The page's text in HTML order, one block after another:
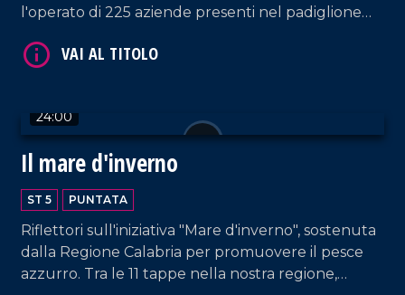
l'operato di 225 aziende presenti nel padiglione
24:00
Il mare d'inverno
ST 5 PUNTATA
Riflettori sull'iniziativa "Mare d'inverno", sostenuta
dalla Regione Calabria per promuovere il pesce
azzurro. Tra le 11 tappe nella nostra regione,